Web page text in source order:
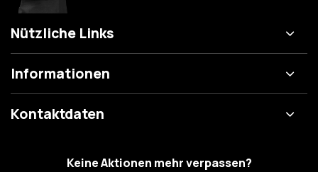
Nützliche Links
Informationen
Kontaktdaten
Keine Aktionen mehr verpassen?